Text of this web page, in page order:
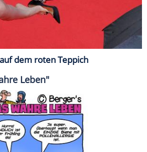
dem roten Teppich
Leben"